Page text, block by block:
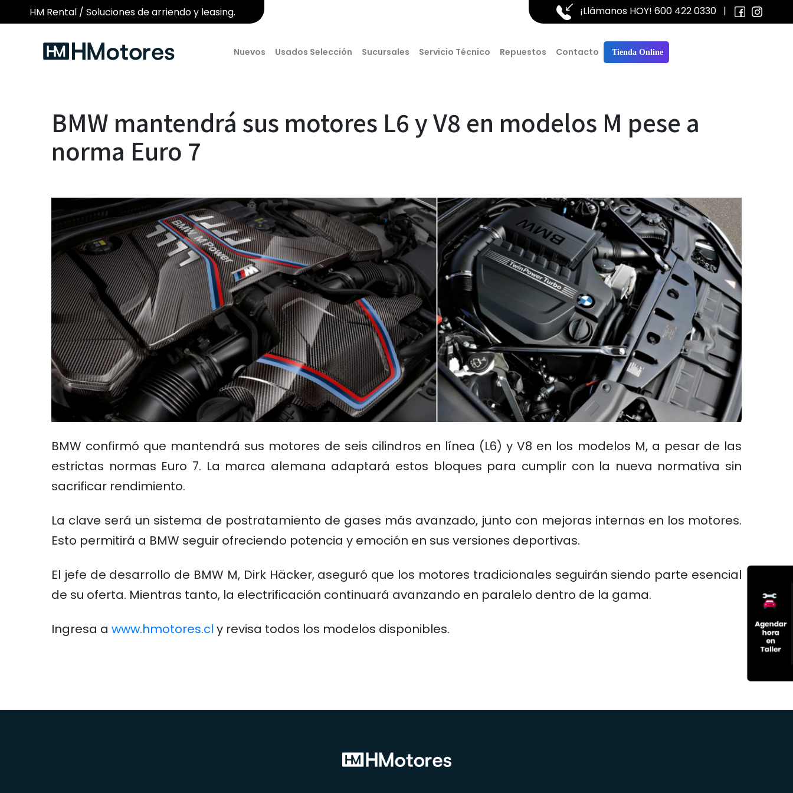
HM Rental / Soluciones de arriendo y leasing. ¡Llámanos HOY! 600 422 0330 |
Nuevos Usados Selección Sucursales Servicio Técnico Repuestos Contacto Tienda Online
BMW mantendrá sus motores L6 y V8 en modelos M pese a
norma Euro 7
BMW confirmó que mantendrá sus motores de seis cilindros en línea (L6) y V8 en los modelos M, a pesar de las
estrictas normas Euro 7. La marca alemana adaptará estos bloques para cumplir con la nueva normativa sin
sacrificar rendimiento.
La clave será un sistema de postratamiento de gases más avanzado, junto con mejoras internas en los motores.
Esto permitirá a BMW seguir ofreciendo potencia y emoción en sus versiones deportivas.
El jefe de desarrollo de BMW M, Dirk Häcker, aseguró que los motores tradicionales seguirán siendo parte esencial
de su oferta. Mientras tanto, la electrificación continuará avanzando en paralelo dentro de la gama.
Ingresa a www.hmotores.cl y revisa todos los modelos disponibles.